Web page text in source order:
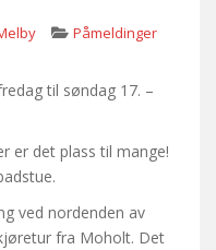
Påmeldinger
til søndag 17. –
er det plass til mange!
ved nordenden av
fra Moholt. Det